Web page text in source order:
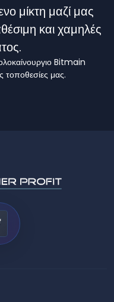
μίκτη μαζί μας
και χαμηλές
Bitmain
μας.